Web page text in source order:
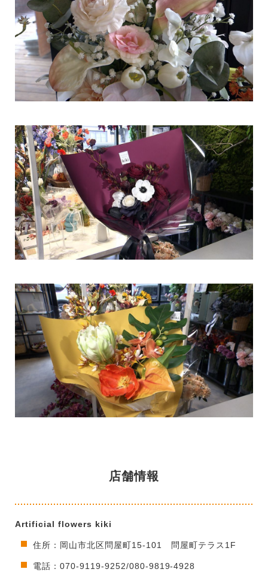
店舗情報
Artificial flowers kiki
住所：岡山市北区問屋町15-101 問屋町テラス1F
電話：070-9119-9252/080-9819-4928